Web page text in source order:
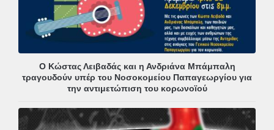
Ο Κώστας Λειβαδάς και η Ανδριάνα Μπάμπαλη
τραγουδούν υπέρ του Νοσοκομείου Παπαγεωργίου για
την αντιμετώπιση του κορωνοϊού